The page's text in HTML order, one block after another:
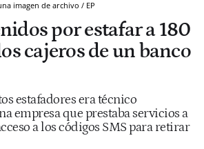
imagen de archivo / EP
por estafar a 180
cajeros de un banco
estafadores era técnico
empresa que prestaba servicios a
a los códigos SMS para retirar